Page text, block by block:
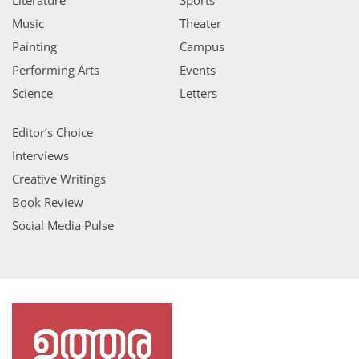
Music
Painting
Performing Arts
Science
Theater
Campus
Events
Letters
Editor’s Choice
Interviews
Creative Writings
Book Review
Social Media Pulse